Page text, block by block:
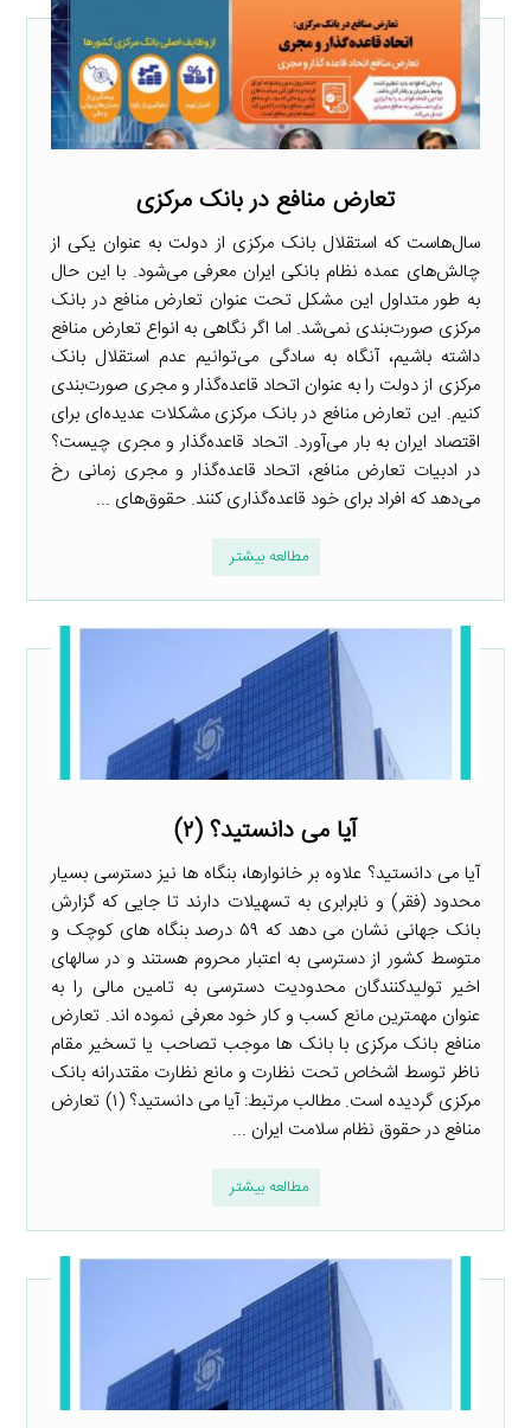
تعارض منافع در بانک مرکزی
سال‌هاست که استقلال بانک مرکزی از دولت به عنوان یکی از
چالش‌های عمده نظام بانکی ایران معرفی می‌شود. با این حال
به طور متداول این مشکل تحت عنوان تعارض منافع در بانک
مرکزی صورت‌بندی نمی‌شد. اما اگر نگاهی به انواع تعارض منافع
داشته باشیم، آنگاه به سادگی می‌توانیم عدم استقلال بانک
مرکزی از دولت را به عنوان اتحاد قاعده‌گذار و مجری صورت‌بندی
کنیم. این تعارض منافع در بانک مرکزی مشکلات عدیده‌ای برای
اقتصاد ایران به بار می‌آورد. اتحاد قاعده‌گذار و مجری چیست؟
در ادبیات تعارض منافع، اتحاد قاعده‌گذار و مجری زمانی رخ
می‌دهد که افراد برای خود قاعده‌گذاری کنند. حقوق‌های ...
مطالعه بیشتر
آیا می دانستید؟ (۲)
آیا می دانستید؟ علاوه بر خانوارها، بنگاه ها نیز دسترسی بسیار
محدود (فقر) و نابرابری به تسهیلات دارند تا جایی که گزارش
بانک جهانی نشان می دهد که ۵۹ درصد بنگاه های کوچک و
متوسط کشور از دسترسی به اعتبار محروم هستند و در سالهای
اخیر تولیدکنندگان محدودیت دسترسی به تامین مالی را به
عنوان مهمترین مانع کسب و کار خود معرفی نموده اند. تعارض
منافع بانک مرکزی با بانک ها موجب تصاحب یا تسخیر مقام
ناظر توسط اشخاص تحت نظارت و مانع نظارت مقتدرانه بانک
مرکزی گردیده است. مطالب مرتبط: آیا می دانستید؟ (۱) تعارض
منافع در حقوق نظام سلامت ایران ...
مطالعه بیشتر